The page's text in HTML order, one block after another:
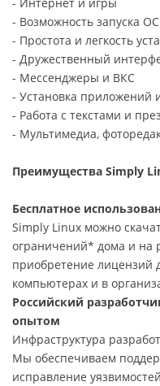
- Интернет и игры
- Возможность запуска
- Простота и легкость
- Дружественный
- Мессенджеры и ВКС
- Установка приложений
- Работа с текстами и
- Мультимедиа,
Преимущества Simply
Бесплатное
Simply Linux можно
ограничений* дома и на
приобретение лицензий
компьютерах и в
Российский
опытом
Инфраструктура
Мы обеспечиваем
исправление